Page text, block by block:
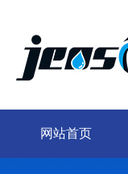
网站首页